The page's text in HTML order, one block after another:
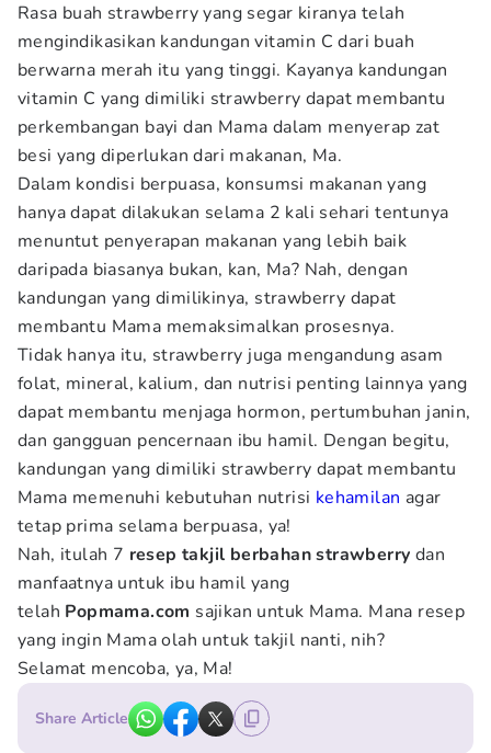
Rasa buah strawberry yang segar kiranya telah
mengindikasikan kandungan vitamin C dari buah
berwarna merah itu yang tinggi. Kayanya kandungan
vitamin C yang dimiliki strawberry dapat membantu
perkembangan bayi dan Mama dalam menyerap zat
besi yang diperlukan dari makanan, Ma.
Dalam kondisi berpuasa, konsumsi makanan yang
hanya dapat dilakukan selama 2 kali sehari tentunya
menuntut penyerapan makanan yang lebih baik
daripada biasanya bukan, kan, Ma? Nah, dengan
kandungan yang dimilikinya, strawberry dapat
membantu Mama memaksimalkan prosesnya.
Tidak hanya itu, strawberry juga mengandung asam
folat, mineral, kalium, dan nutrisi penting lainnya yang
dapat membantu menjaga hormon, pertumbuhan janin,
dan gangguan pencernaan ibu hamil. Dengan begitu,
kandungan yang dimiliki strawberry dapat membantu
Mama memenuhi kebutuhan nutrisi kehamilan agar
tetap prima selama berpuasa, ya!
Nah, itulah 7 resep takjil berbahan strawberry dan
manfaatnya untuk ibu hamil yang
telah Popmama.com sajikan untuk Mama. Mana resep
yang ingin Mama olah untuk takjil nanti, nih?
Selamat mencoba, ya, Ma!
Share Article